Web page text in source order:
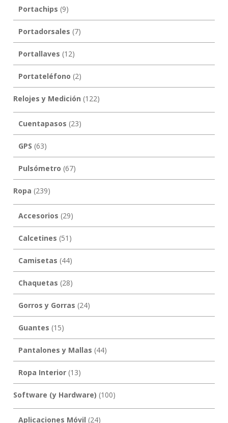
Portachips (9)
Portadorsales (7)
Portallaves (12)
Portateléfono (2)
Relojes y Medición (122)
Cuentapasos (23)
GPS (63)
Pulsómetro (67)
Ropa (239)
Accesorios (29)
Calcetines (51)
Camisetas (44)
Chaquetas (28)
Gorros y Gorras (24)
Guantes (15)
Pantalones y Mallas (44)
Ropa Interior(13)
Software (y Hardware) (100)
Aplicaciones Móvil (24)